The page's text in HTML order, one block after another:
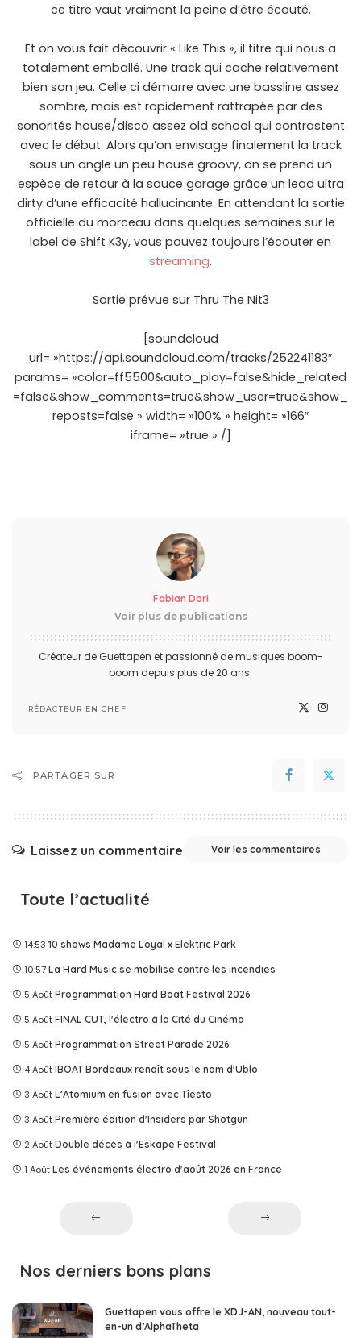
ce titre vaut vraiment la peine d’être écouté.
Et on vous fait découvrir « Like This », il titre qui nous a
totalement emballé. Une track qui cache relativement
bien son jeu. Celle ci démarre avec une bassline assez
sombre, mais est rapidement rattrapée par des
sonorités house/disco assez old school qui contrastent
avec le début. Alors qu’on envisage finalement la track
sous un angle un peu house groovy, on se prend un
espèce de retour à la sauce garage grâce un lead ultra
dirty d’une efficacité hallucinante. En attendant la sortie
officielle du morceau dans quelques semaines sur le
label de Shift K3y, vous pouvez toujours l’écouter en
streaming.
Sortie prévue sur Thru The Nit3
[soundcloud
url= »https://api.soundcloud.com/tracks/252241183″
params= »color=ff5500&auto_play=false&hide_related
=false&show_comments=true&show_user=true&show_
reposts=false » width= »100% » height= »166″
iframe= »true » /]
Fabian Dori
Voir plus de publications
Créateur de Guettapen et passionné de musiques boom-
boom depuis plus de 20 ans.
RÉDACTEUR EN CHEF
PARTAGER SUR
Laissez un commentaire Voir les commentaires
Toute l’actualité
14:53 10 shows Madame Loyal x Elektric Park
10:57 La Hard Music se mobilise contre les incendies
5 Août Programmation Hard Boat Festival 2026
5 Août FINAL CUT, l'électro à la Cité du Cinéma
5 Août Programmation Street Parade 2026
4 Août IBOAT Bordeaux renaît sous le nom d'Ublo
3 Août L’Atomium en fusion avec Tîesto
3 Août Première édition d'Insiders par Shotgun
2 Août Double décès à l'Eskape Festival
1 Août Les événements électro d'août 2026 en France
Nos derniers bons plans
Guettapen vous offre le XDJ-AN, nouveau tout-
en-un d’AlphaTheta